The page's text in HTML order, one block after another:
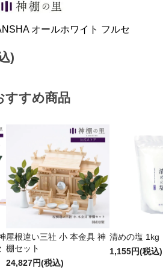
オールホワイト フルセ
)
すすめ商品
屋根違い三社 小 本金具 神
棚セット
24,827円(税込)
清めの塩 1kg
1,155円(税込)